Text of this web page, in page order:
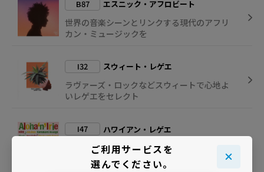
B87 エスニック・アフロビート
世界の音楽シーンとリンクする現代のアフリ
カン・ミュージックを
I32 スウィート・レゲエ
ラヴァーズ・ロックなどスウィートで心地よ
いレゲエをセレクト
I47 ハワイアン・レゲエ
ハワイの風を感じる～心地よいハワイアンレ
ゲエの専門チャンネル
ご利用サービスを
選んでください。